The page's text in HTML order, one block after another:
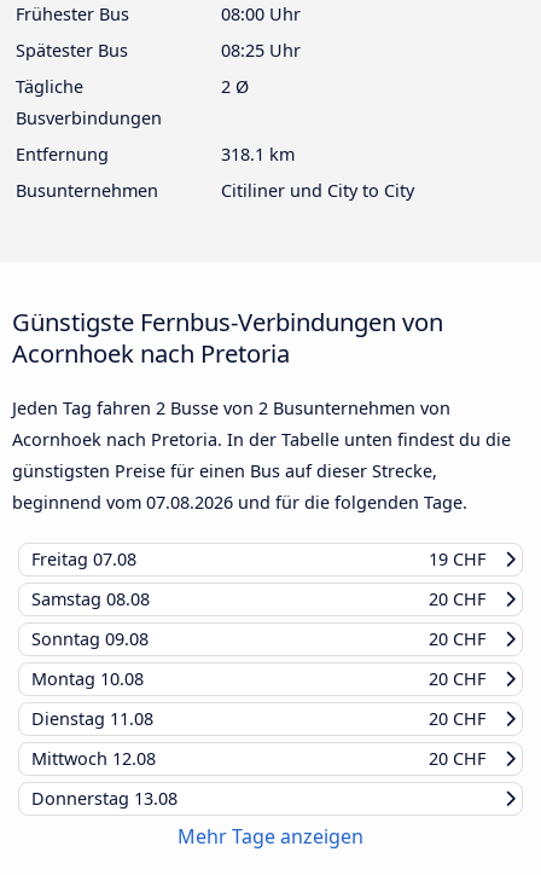
Frühester Bus
08:00 Uhr
Spätester Bus
08:25 Uhr
Tägliche
Busverbindungen
2 Ø
Entfernung
318.1 km
Busunternehmen
Citiliner und City to City
Günstigste Fernbus-Verbindungen von
Acornhoek nach Pretoria
Jeden Tag fahren 2 Busse von 2 Busunternehmen von
Acornhoek nach Pretoria. In der Tabelle unten findest du die
günstigsten Preise für einen Bus auf dieser Strecke,
beginnend vom 07.08.2026 und für die folgenden Tage.
Freitag 07.08
19 CHF
Samstag 08.08
20 CHF
Sonntag 09.08
20 CHF
Montag 10.08
20 CHF
Dienstag 11.08
20 CHF
Mittwoch 12.08
20 CHF
Donnerstag 13.08
Mehr Tage anzeigen